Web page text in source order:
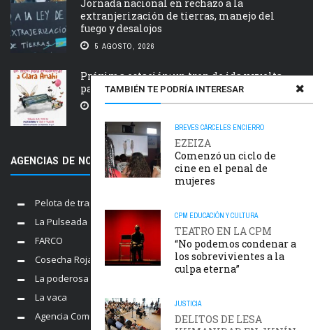
TAMBIÉN TE PODRÍA INTERESAR
BREVES CÁRCELES ENCIERRO
EZEIZA
Comenzó un ciclo de
cine en el penal de
mujeres
CPM EDUCACIÓN Y CULTURA
TEATRO EN LA CPM
“No podemos condenar a
los sobrevivientes a la
culpa eterna”
JUSTICIA
DELITOS DE LESA
Jornada nacional en rechazo a la
extranjerización de tierras, manejo del
fuego y desalojos
5 AGOSTO, 2026
Próxima estación: un tren de ida y vuelta
para Clara Anahí
5 AGOSTO, 2026
AGENCIAS DE NOTICIAS AMIGAS
Pelota de trapo
La Pulseada
FARCO
Cosecha Roja
La poderosa
La vaca
Agencia Comunica